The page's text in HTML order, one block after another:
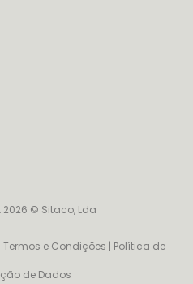
© Sitaco, Lda
Termos e Condições | Política de
de Dados